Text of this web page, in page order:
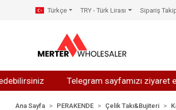
Telegram sayfamızı ziyaret ettiniz
Türkçe TRY - Türk Lirası Sipariş
Ana Sayfa PERAKENDE Çelik Takı&Bujiteri